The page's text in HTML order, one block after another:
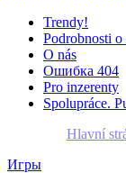
Trendy!
Podrobnosti o
O nás
Ошибка 404
Pro inzerenty
Spolupráce.
Hlavní
Игры